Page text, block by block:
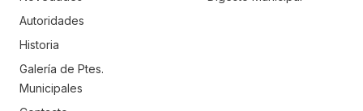
Autoridades
Historia
Galería de Ptes.
Municipales